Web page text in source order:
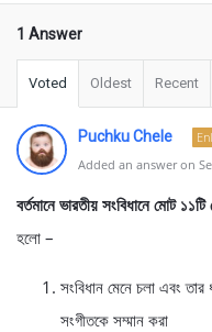
1 Answer
Voted Oldest Recent
Puchku Chele
Added an answer on
বর্তমানে ভারতীয় সংবিধানে মোট
হলো –
সংবিধান মেনে চলা এবং
সংগীতকে সম্মান করা